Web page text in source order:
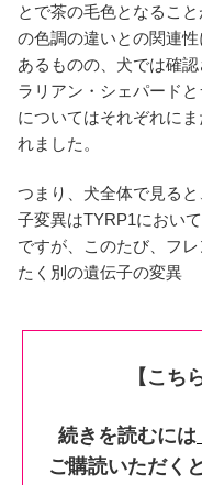
とで茶の毛色となるこ
の色調の違いとの関連
あるものの、犬では確
ラリアン・シェパード
についてはそれぞれに
れました。
つまり、犬全体で見る
子変異はTYRP1におい
ですが、このたび、フ
たく別の遺伝子の変異
【こち
続きを読むには
ご購読いただく